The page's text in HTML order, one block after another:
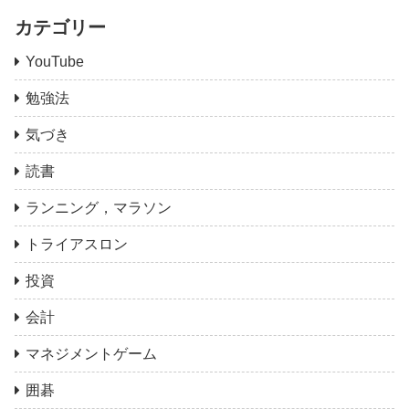
カテゴリー
YouTube
勉強法
気づき
読書
ランニング，マラソン
トライアスロン
投資
会計
マネジメントゲーム
囲碁